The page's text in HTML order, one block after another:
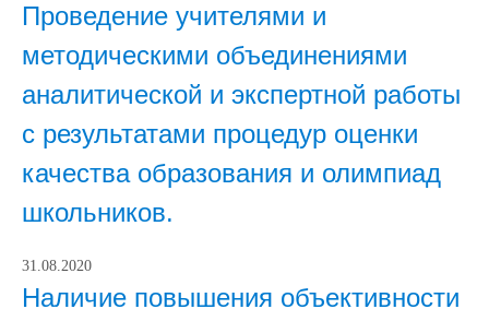
Проведение учителями и
методическими объединениями
аналитической и экспертной работы
с результатами процедур оценки
качества образования и олимпиад
школьников.
31.08.2020
Наличие повышения объективности